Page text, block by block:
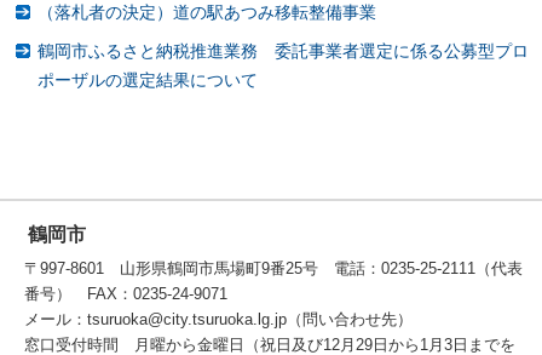
（落札者の決定）道の駅あつみ移転整備事業
鶴岡市ふるさと納税推進業務 委託事業者選定に係る公募型プロ
ポーザルの選定結果について
鶴岡市
〒997-8601 山形県鶴岡市馬場町9番25号 電話：0235-25-2111（代表
番号） FAX：0235-24-9071
メール：tsuruoka@city.tsuruoka.lg.jp（問い合わせ先）
窓口受付時間 月曜から金曜日（祝日及び12月29日から1月3日までを